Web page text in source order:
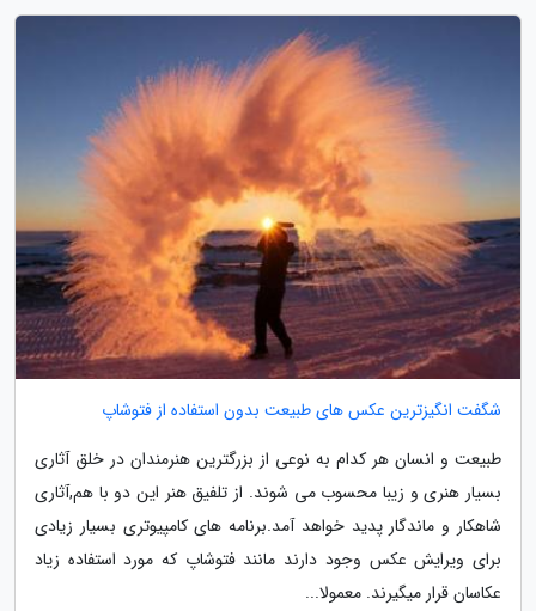
شگفت انگیزترین عکس های طبیعت بدون استفاده از فتوشاپ
طبیعت و انسان هر کدام به نوعی از بزرگترین هنرمندان در خلق آثاری
بسیار هنری و زیبا محسوب می شوند. از تلفیق هنر این دو با هم,آثاری
شاهکار و ماندگار پدید خواهد آمد.برنامه های کامپیوتری بسیار زیادی
برای ویرایش عکس وجود دارند مانند فتوشاپ که مورد استفاده زیاد
عکاسان قرار میگیرند. معمولا...